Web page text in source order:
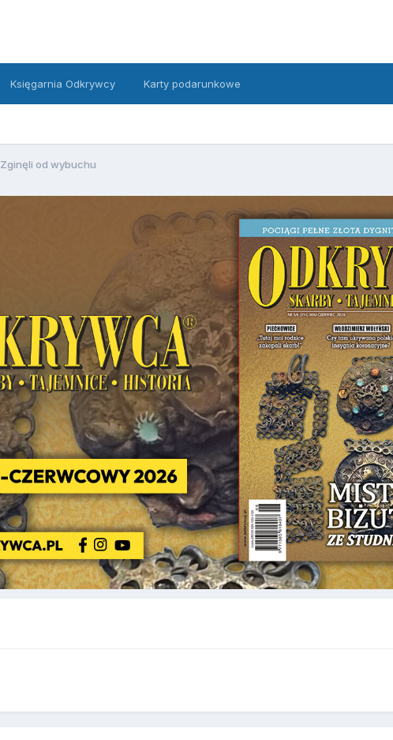
Księgarnia Odkrywcy Karty podarunkowe
Zginęli od wybuchu